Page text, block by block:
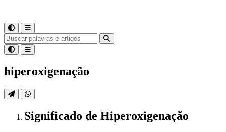
hiperoxigenação
Significado de Hiperoxigenação